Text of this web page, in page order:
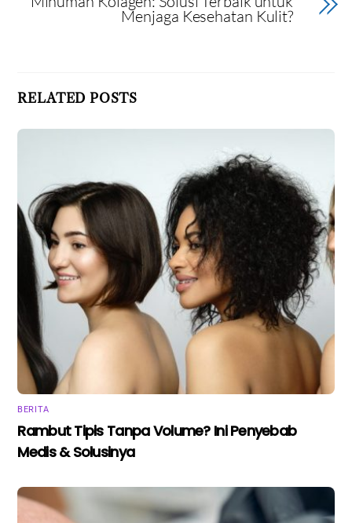
Menjaga Kesehatan Kulit?
RELATED POSTS
BERITA
Rambut Tipis Tanpa Volume? Ini Penyebab
Medis & Solusinya